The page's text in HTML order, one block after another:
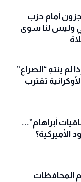
أمام حزب
وليس لنا سوى
لم ينتهِ “الصراع”
تقترب
أبراهام”...
الأميركية؟
المحافظات